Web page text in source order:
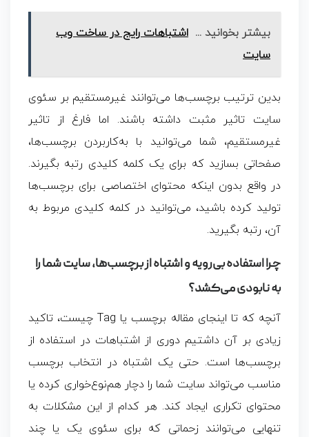
بیشتر بخوانید ... اشتباهات رایج در ساخت وب
سایت
بدین ‌ترتیب برچسب‌ها می‌توانند غیرمستقیم بر سئوی
سایت تاثیر مثبت داشته باشند. اما فارغ از تاثیر
غیرمستقیم، شما می‌توانید با به‌کاربردن برچسب‌ها،
صفحاتی بسازید که برای یک کلمه کلیدی رتبه بگیرند.
در واقع بدون اینکه محتوای اختصاصی برای برچسب‌ها
تولید کرده باشید، می‌توانید در کلمه کلیدی مربوط به
آن، رتبه بگیرید.
چرا استفاده بی‌رویه و اشتباه از برچسب‌ها، سایت شما را
به نابودی می‌کشد؟
آنچه که تا اینجای مقاله برچسب یا Tag چیست، تاکید
زیادی بر آن داشتیم دوری از اشتباهات در استفاده از
برچسب‌ها است. حتی یک اشتباه در انتخاب برچسب
مناسب می‌تواند سایت شما را دچار هم‌نوع‌خواری کرده یا
محتوای تکراری ایجاد کند. هر کدام از این مشکلات به
‌تنهایی می‌توانند زحماتی که برای سئوی یک یا چند